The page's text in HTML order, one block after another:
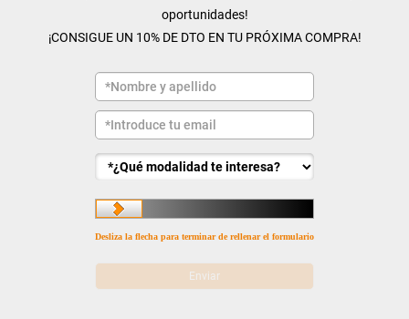
oportunidades!
¡CONSIGUE UN 10% DE DTO EN TU PRÓXIMA COMPRA!
Desliza la flecha para terminar de rellenar el formulario